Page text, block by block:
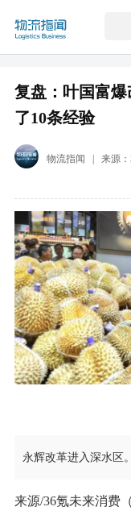
复盘：叶国富
了10条经验
物流指闻 | 来源：
永辉改革进入深水区。
来源/36氪未来消费